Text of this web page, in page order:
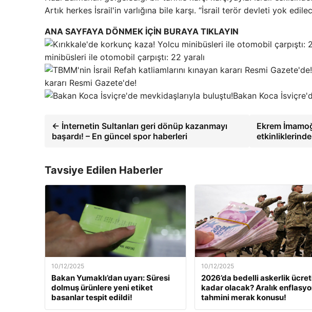
Artık herkes İsrail'in varlığına bile karşı. “İsrail terör devleti yok
ANA SAYFAYA DÖNMEK İÇİN BURAYA TIKLAYIN
minibüsleri ile otomobil çarpıştı: 22 yaralı
kararı Resmi Gazete'de!
Bakan Koca
← İnternetin Sultanları geri dönüp kazanmayı
başardı! – En güncel spor haberleri
Ekrem
Tavsiye Edilen Haberler
10/12/2025
Bakan Yumaklı’dan uyarı: Süresi
dolmuş ürünlere yeni etiket
basanlar tespit edildi!
10/12/2025
2026’da bedelli askerlik
kadar olacak? Aralık
tahmini merak konusu!